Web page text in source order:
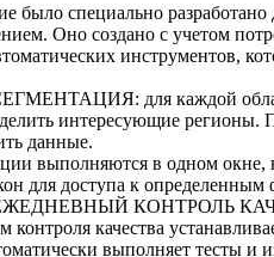
было специально разработано
Оно создано с учетом
инструментов,
для каждой
интересующие регионы.
данные.
выполняются в одном окне,
для доступа к
КОНТРОЛЬ
качества
выполняет тесты и